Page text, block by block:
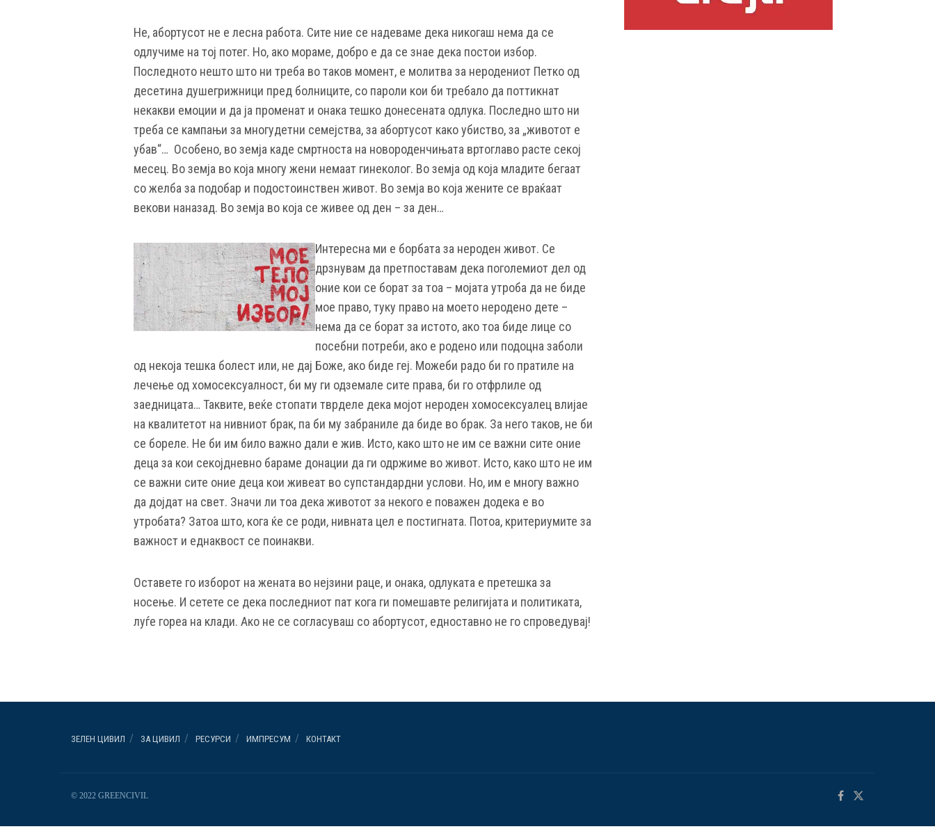
Не, абортусот не е лесна работа. Сите ние се надеваме дека никогаш нема да се
одлучиме на тој потег. Но, ако мораме, добро е да се знае дека постои избор.
Последното нешто што ни треба во таков момент, е молитва за неродениот Петко од
десетина душегрижници пред болниците, со пароли кои би требало да поттикнат
некакви емоции и да ја променат и онака тешко донесената одлука. Последно што ни
треба се кампањи за многудетни семејства, за абортусот како убиство, за „животот е
убав“… Особено, во земја каде смртноста на новороденчињата вртоглаво расте секој
месец. Во земја во која многу жени немаат гинеколог. Во земја од која младите бегаат
со желба за подобар и подостоинствен живот. Во земја во која жените се враќаат
векови наназад. Во земја во која се живее од ден – за ден…
Интересна ми е борбата за нероден живот. Се
дрзнувам да претпоставам дека поголемиот дел од
оние кои се борат за тоа – мојата утроба да не биде
мое право, туку право на моето неродено дете –
нема да се борат за истото, ако тоа биде лице со
посебни потреби, ако е родено или подоцна заболи
од некоја тешка болест или, не дај Боже, ако биде геј. Можеби радо би го пратиле на
лечење од хомосексуалност, би му ги одземале сите права, би го отфрлиле од
заедницата… Таквите, веќе стопати тврделе дека мојот нероден хомосексуалец влијае
на квалитетот на нивниот брак, па би му забраниле да биде во брак. За него таков, не би
се бореле. Не би им било важно дали е жив. Исто, како што не им се важни сите оние
деца за кои секојдневно бараме донации да ги одржиме во живот. Исто, како што не им
се важни сите оние деца кои живеат во супстандардни услови. Но, им е многу важно
да дојдат на свет. Значи ли тоа дека животот за некого е поважен додека е во
утробата? Затоа што, кога ќе се роди, нивната цел е постигната. Потоа, критериумите за
важност и еднаквост се поинакви.
Оставете го изборот на жената во нејзини раце, и онака, одлуката е претешка за
носење. И сетете се дека последниот пат кога ги помешавте религијата и политиката,
луѓе гореа на клади. Ако не се согласуваш со абортусот, едноставно не го спроведувај!
ЗЕЛЕН ЦИВИЛ ЗА ЦИВИЛ РЕСУРСИ ИМПРЕСУМ КОНТАКТ
© 2022 GREENCIVIL